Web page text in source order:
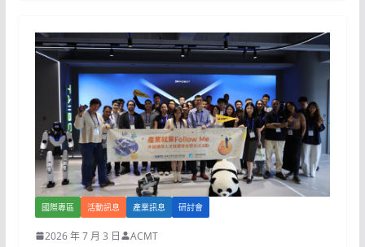
國際專區 活動訊息 產業訊息 研討會
2026 年 7 月 3 日 ACMT